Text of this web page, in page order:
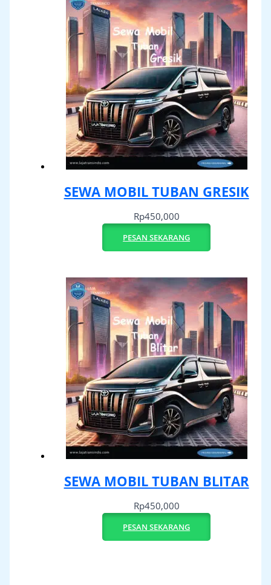
SEWA MOBIL TUBAN GRESIK
Rp450,000
PESAN SEKARANG
SEWA MOBIL TUBAN BLITAR
Rp450,000
PESAN SEKARANG